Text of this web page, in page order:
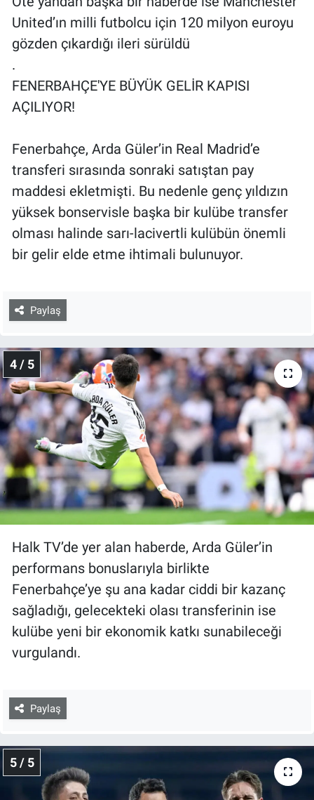
United’ın milli futbolcu için 120 milyon euroyu
gözden çıkardığı ileri sürüldü
.
FENERBAHÇE'YE BÜYÜK GELİR KAPISI
AÇILIYOR!
Fenerbahçe, Arda Güler’in Real Madrid’e
transferi sırasında sonraki satıştan pay
maddesi ekletmişti. Bu nedenle genç yıldızın
yüksek bonservisle başka bir kulübe transfer
olması halinde sarı-lacivertli kulübün önemli
bir gelir elde etme ihtimali bulunuyor.
Paylaş
4 / 5
Halk TV’de yer alan haberde, Arda Güler’in
performans bonuslarıyla birlikte
Fenerbahçe’ye şu ana kadar ciddi bir kazanç
sağladığı, gelecekteki olası transferinin ise
kulübe yeni bir ekonomik katkı sunabileceği
vurgulandı.
Paylaş
5 / 5